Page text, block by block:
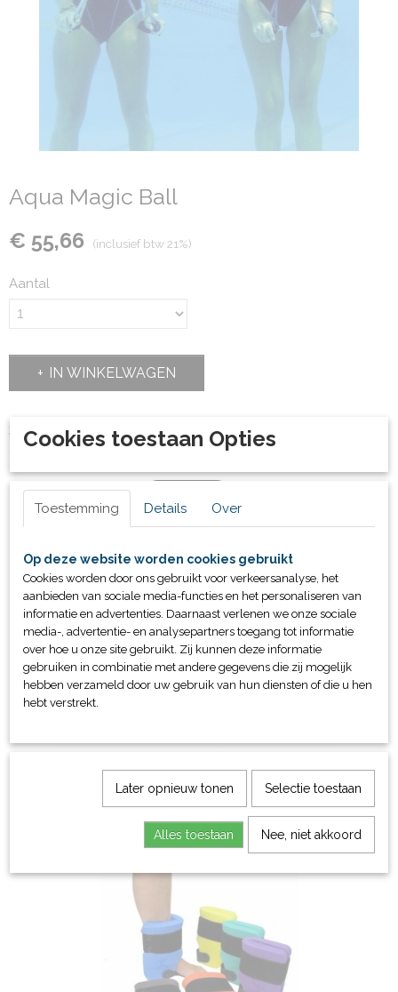
Aqua Magic Ball
€ 55,66 (inclusief btw 21%)
Aantal
IN WINKELWAGEN
Specificaties
29926
Bruto gewicht
Ockyz zwemsokken
Cookies toestaan Opties
Toestemming Details Over
Op deze website worden cookies gebruikt
Cookies worden door ons gebruikt voor verkeersanalyse, het
aanbieden van sociale media-functies en het personaliseren van
informatie en advertenties. Daarnaast verlenen we onze sociale
media-, advertentie- en analysepartners toegang tot informatie
over hoe u onze site gebruikt. Zij kunnen deze informatie
gebruiken in combinatie met andere gegevens die zij mogelijk
hebben verzameld door uw gebruik van hun diensten of die u hen
hebt verstrekt.
Later opnieuw tonen Selectie toestaan
Alles toestaan Nee, niet akkoord